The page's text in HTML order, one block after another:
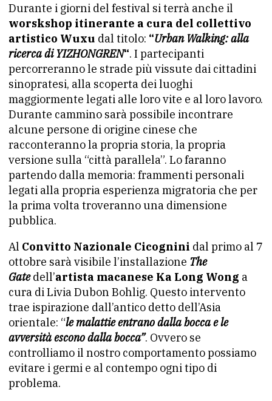
Durante i giorni del festival si terrà anche il
worskshop itinerante a cura del collettivo
artistico Wuxu dal titolo: “Urban Walking: alla
ricerca di YIZHONGREN“. I partecipanti
percorreranno le strade più vissute dai cittadini
sinopratesi, alla scoperta dei luoghi
maggiormente legati alle loro vite e al loro lavoro.
Durante cammino sarà possibile incontrare
alcune persone di origine cinese che
racconteranno la propria storia, la propria
versione sulla “città parallela”. Lo faranno
partendo dalla memoria: frammenti personali
legati alla propria esperienza migratoria che per
la prima volta troveranno una dimensione
pubblica.
Al Convitto Nazionale Cicognini dal primo al 7
ottobre sarà visibile l’installazione The
Gatedell’artista macanese Ka Long Wong a
cura di Livia Dubon Bohlig. Questo intervento
trae ispirazione dall’antico detto dell’Asia
orientale: “le malattie entrano dalla bocca e le
avversità escono dalla bocca”. Ovvero se
controlliamo il nostro comportamento possiamo
evitare i germi e al contempo ogni tipo di
problema.